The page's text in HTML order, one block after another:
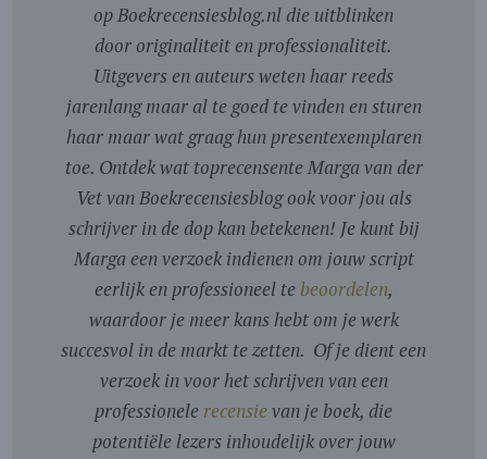
op Boekrecensiesblog.nl die uitblinken
door originaliteit en professionaliteit.
Uitgevers en auteurs weten haar reeds
jarenlang maar al te goed te vinden en sturen
haar maar wat graag hun presentexemplaren
toe. Ontdek wat toprecensente Marga van der
Vet van Boekrecensiesblog ook voor jou als
schrijver in de dop kan betekenen! Je kunt bij
Marga een verzoek indienen om jouw script
eerlijk en professioneel te beoordelen,
waardoor je meer kans hebt om je werk
succesvol in de markt te zetten. Of je dient een
verzoek in voor het schrijven van een
professionele recensievan je boek, die
potentiële lezers inhoudelijk over jouw